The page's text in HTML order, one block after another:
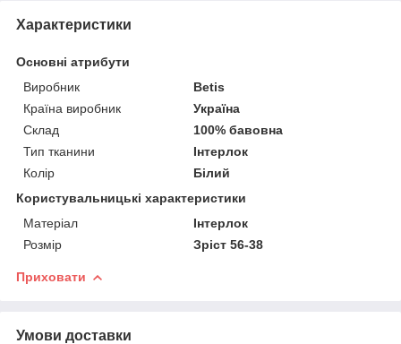
Характеристики
Основні атрибути
Виробник
Betis
Країна виробник
Україна
Склад
100% бавовна
Тип тканини
Інтерлок
Колір
Білий
Користувальницькі характеристики
Матеріал
Інтерлок
Розмір
Зріст 56-38
Приховати
Умови доставки